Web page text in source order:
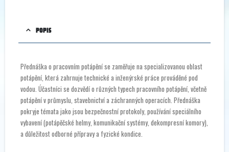
POPIS
Přednáška o pracovním potápění se zaměřuje na specializovanou oblast
potápění, která zahrnuje technické a inženýrské práce prováděné pod
vodou. Účastníci se dozvědí o různých typech pracovního potápění, včetně
potápění v průmyslu, stavebnictví a záchranných operacích. Přednáška
pokryje témata jako jsou bezpečnostní protokoly, používání speciálního
vybavení (potápěčské helmy, komunikační systémy, dekompresní komory),
a důležitost odborné přípravy a fyzické kondice.